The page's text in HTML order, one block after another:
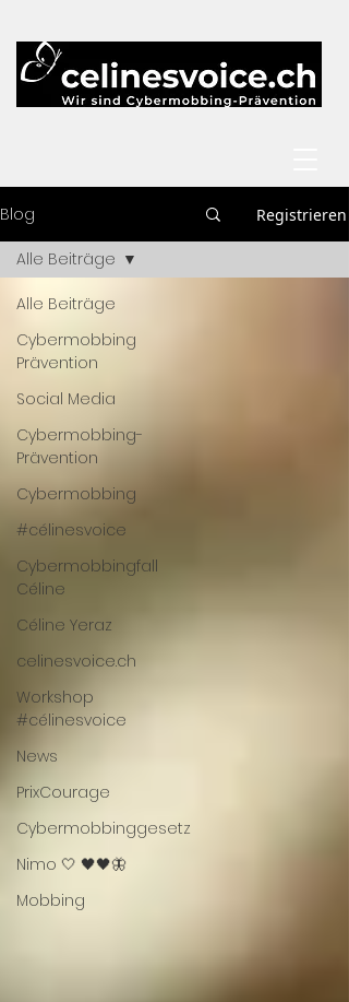
Blog Registrieren
Alle Beiträge
Cybermobbing
Prävention
Social Media
Cybermobbing-
Prävention
Cybermobbing
#célinesvoice
Cybermobbingfall
Céline
Céline Yeraz
celinesvoice.ch
Workshop
#célinesvoice
News
PrixCourage
Cybermobbinggesetz
Nimo 🤍 🖤🖤🦋
Mobbing
Alle Beiträge